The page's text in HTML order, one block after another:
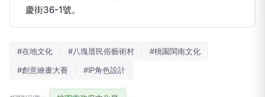
慶街36-1號。
#在地文化 #八塊厝民俗藝術村
#桃園閩南文化
#創意繪畫大賽
#IP角色設計